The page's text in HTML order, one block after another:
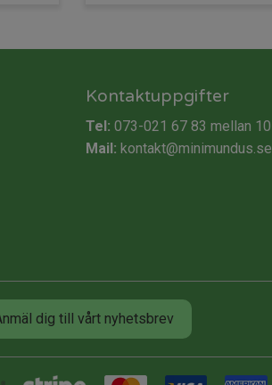
Kontaktuppgifter
Tel: 073-021 67 83 mellan
Mail: kontakt@minimundus.se
dig till vårt nyhetsbrev